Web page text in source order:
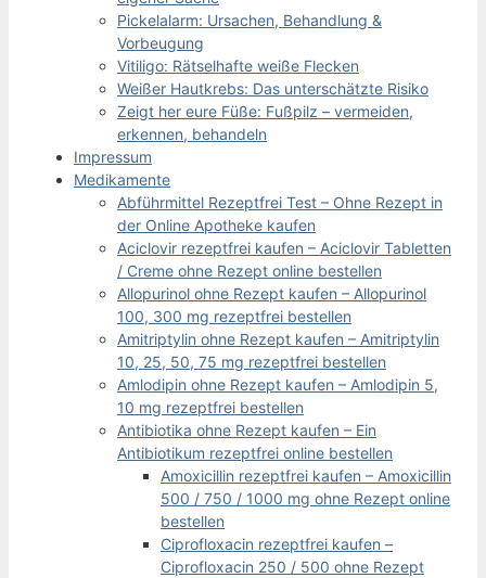
Pickelalarm: Ursachen, Behandlung &
Vorbeugung
Vitiligo: Rätselhafte weiße Flecken
Weißer Hautkrebs: Das unterschätzte Risiko
Zeigt her eure Füße: Fußpilz – vermeiden,
erkennen, behandeln
Impressum
Medikamente
Abführmittel Rezeptfrei Test – Ohne Rezept in
der Online Apotheke kaufen
Aciclovir rezeptfrei kaufen – Aciclovir Tabletten
/ Creme ohne Rezept online bestellen
Allopurinol ohne Rezept kaufen – Allopurinol
100, 300 mg rezeptfrei bestellen
Amitriptylin ohne Rezept kaufen – Amitriptylin
10, 25, 50, 75 mg rezeptfrei bestellen
Amlodipin ohne Rezept kaufen – Amlodipin 5,
10 mg rezeptfrei bestellen
Antibiotika ohne Rezept kaufen – Ein
Antibiotikum rezeptfrei online bestellen
Amoxicillin rezeptfrei kaufen – Amoxicillin
500 / 750 / 1000 mg ohne Rezept online
bestellen
Ciprofloxacin rezeptfrei kaufen –
Ciprofloxacin 250 / 500 ohne Rezept